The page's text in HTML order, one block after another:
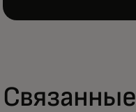
Связанные